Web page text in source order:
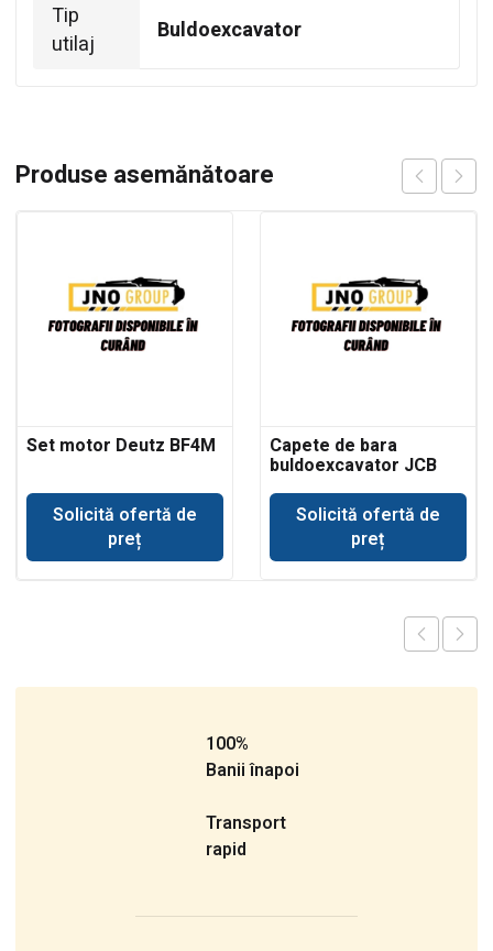
Tip
utilaj
Buldoexcavator
Produse asemănătoare
Set motor Deutz BF4M
Solicită ofertă de
preț
Capete de bara
buldoexcavator JCB
Solicită ofertă de
preț
100%
Banii înapoi
Transport
rapid